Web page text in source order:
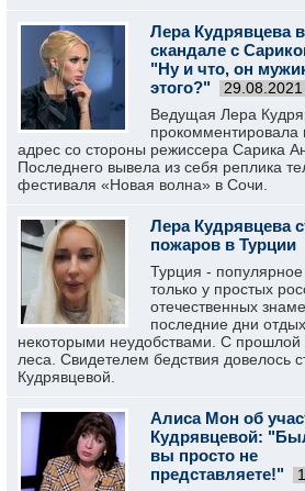
Лера Кудрявцева
скандале с
"Ну и что, он
этого?"
29.08.2021
Ведущая Лера
прокомментировала
адрес со стороны режиссера Сарика
Последнего вывела из себя реплика
фестиваля «Новая волна» в Сочи.
Лера Кудрявцева
пожаров в Турции
Турция -
только у простых
отечественных
последние дни
некоторыми неудобствами. С прошлой
леса. Свидетелем бедствия довелось
Кудрявцевой.
Алиса Мон об
Кудрявцевой:
вы просто не
представляете!"